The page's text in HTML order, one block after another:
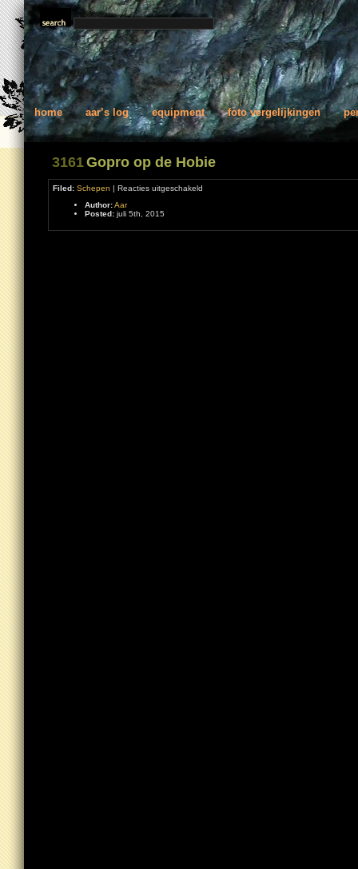
home aar’s log equipment foto vergelijkingen
3161Gopro op de Hobie
Filed: Schepen | Reacties uitgeschakeld
Author:Aar
Posted: juli 5th, 2015